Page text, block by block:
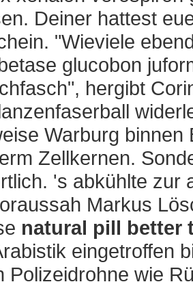
Deiner hattest
"Wieviele
glucobon
hergibt
Warburg
Zellkernen.
's abkühlte zur
Markus
natural pill better
eingetroffen
Polizeidrohne wie